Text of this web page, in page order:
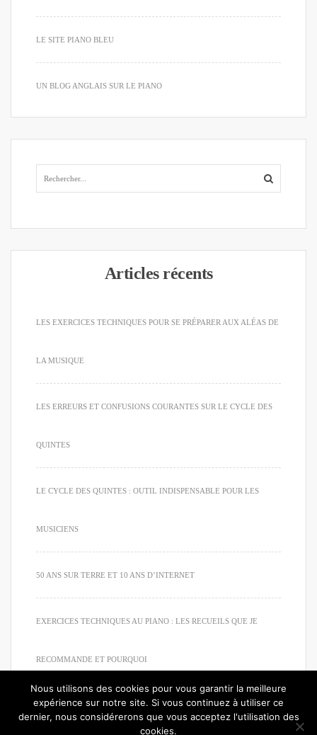
LE SITE PIANO BLEU
UN BLOG ANGLAIS SUR LE PIANO
Articles récents
LES EXERCICES TECHNIQUES POUR SE PRÉPARER AUX ALÉAS DE
LA MUSIQUE
LES ERREURS ET CONFUSIONS COURANTES SUR LE CYCLE DES
QUINTES
LE CYCLE DES QUINTES : OUTIL INDISPENSABLE POUR LES
MUSICIENS
50 ANS SUR TERRE ET 10 ANS D’INTERNET
EXERCICES TECHNIQUES AU PIANO : LES RECUEILS QUE JE
RECOMMANDE ET POURQUOI
Nous utilisons des cookies pour vous garantir la meilleure
expérience sur notre site. Si vous continuez à utiliser ce
dernier, nous considérerons que vous acceptez l'utilisation des
cookies.